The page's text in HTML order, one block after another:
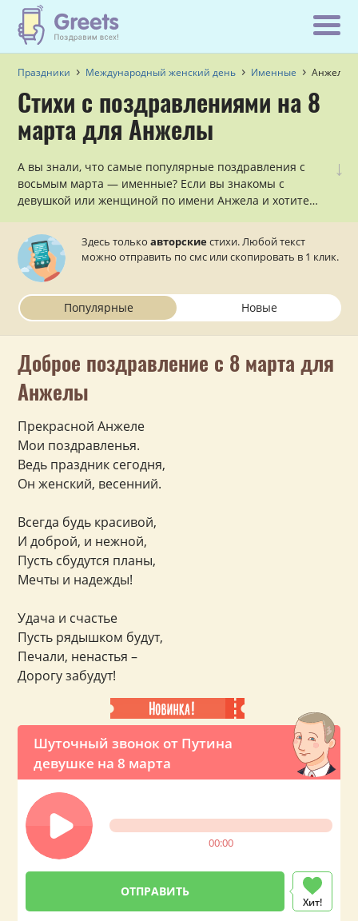
Праздники Международный женский день Именные Анжела
Стихи с поздравлениями на 8
марта для Анжелы
↓
А вы знали, что самые популярные поздравления с
восьмым марта — именные? Если вы знакомы с
девушкой или женщиной по имени Анжела и хотите
уже сочинили несколько красивых поздравлений с 8
марта для Анжелы в стихах, которые осталось только
отправить в виде смс на телефон.
Здесь толькоавторские стихи. Любой текст
можно отправить по смс или скопировать в 1 клик.
Популярные Новые
Шуточный звонок от Путина
девушке на 8 марта
00:00
Хит!
Доброе поздравление с 8 марта для
Анжелы
Прекрасной Анжеле
Мои поздравленья.
Ведь праздник сегодня,
Он женский, весенний.
Всегда будь красивой,
И доброй, и нежной,
Пусть сбудутся планы,
Мечты и надежды!
Удача и счастье
Пусть рядышком будут,
Печали, ненастья –
Дорогу забудут!